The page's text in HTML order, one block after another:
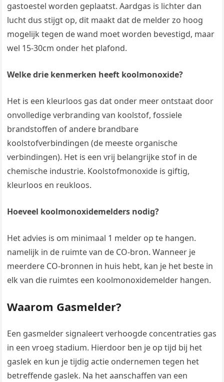
gastoestel worden geplaatst. Aardgas is lichter dan
lucht dus stijgt op, dit maakt dat de melder zo hoog
mogelijk tegen de wand moet worden bevestigd, maar
wel 15-30cm onder het plafond.
Welke drie kenmerken heeft koolmonoxide?
Het is een kleurloos gas dat onder meer ontstaat door
onvolledige verbranding van koolstof, fossiele
brandstoffen of andere brandbare
koolstofverbindingen (de meeste organische
verbindingen). Het is een vrij belangrijke stof in de
chemische industrie. Koolstofmonoxide is giftig,
kleurloos en reukloos.
Hoeveel koolmonoxidemelders nodig?
Het advies is om minimaal 1 melder op te hangen.
namelijk in de ruimte van de CO-bron. Wanneer je
meerdere CO-bronnen in huis hebt, kan je het beste in
elk van die ruimtes een koolmonoxidemelder hangen.
Waarom Gasmelder?
Een gasmelder signaleert verhoogde concentraties gas
in een vroeg stadium. Hierdoor ben je op tijd bij het
gaslek en kun je tijdig actie ondernemen tegen het
betreffende gaslek. Na het aanschaffen van een